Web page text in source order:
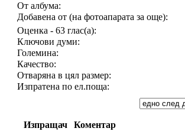
От албума:
Добавена от (на фотоапарата за още):
Оценка - 63 глас(а):
Ключови думи:
Големина:
Качество:
Отваряна в цял размер:
Изпратена по ел.поща:
Изпращач Коментар